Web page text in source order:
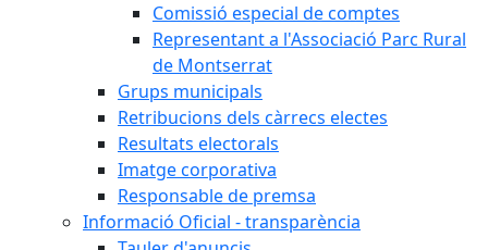
Comissió especial de comptes
Representant a l'Associació Parc Rural
de Montserrat
Grups municipals
Retribucions dels càrrecs electes
Resultats electorals
Imatge corporativa
Responsable de premsa
Informació Oficial - transparència